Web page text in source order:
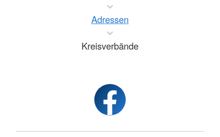
Adressen
Kreisverbände